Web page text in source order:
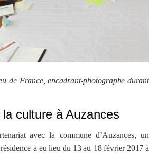
de France, encadrant-photographe durant
culture à Auzances
avec la commune d’Auzances, un
a eu lieu du 13 au 18 février 2017 à